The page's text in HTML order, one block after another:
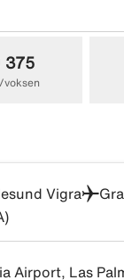
375
voksen
Vigra
Airport, Las